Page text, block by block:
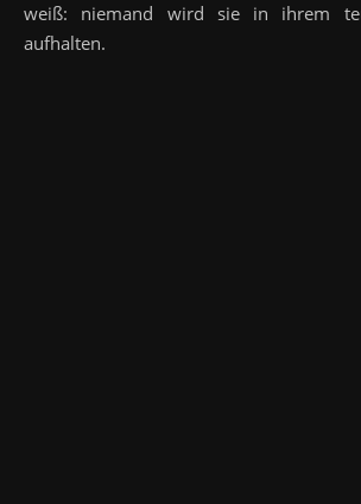
weiß: niemand wird sie in ihrem
aufhalten.